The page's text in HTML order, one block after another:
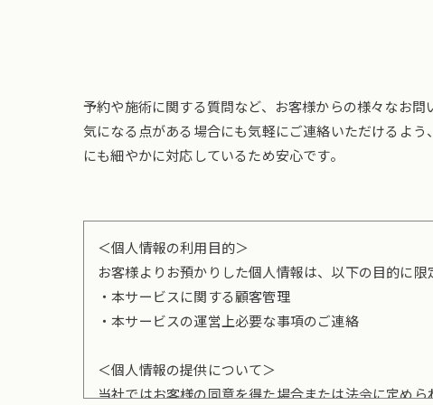
予約や施術に関する質問など、お客様からの様々なお
気になる点がある場合にも気軽にご連絡いただけるよ
にも細やかに対応しているため安心です。
＜個人情報の利用目的＞
お客様よりお預かりした個人情報は、以下の目的に限
・本サービスに関する顧客管理
・本サービスの運営上必要な事項のご連絡
＜個人情報の提供について＞
当社ではお客様の同意を得た場合または法令に定めら